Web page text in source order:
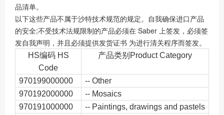
品清单。
以下这些产品不属于沙特技术规范的规定。自我确保进口产品
的安全;不受技术法规限制的产品必须在 Saber 上签发，必须签
发自我声明，并且必须提供发货证书 为进行清关程序而签发。
HS编码 HS
Code
产品类别 Product Category
970199000000
-- Other
970192000000
-- Mosaics
970191000000
-- Paintings, drawings and pastels